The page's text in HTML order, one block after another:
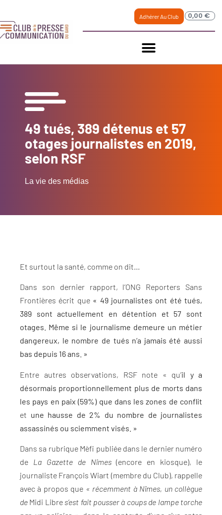
Adhérer Au Club 0,00 €
49 tués, 389 détenus et 57
otages journalistes en 2019,
selon RSF
La vie des médias
Et surtout la santé, comme on dit…
Dans son dernier rapport, l’ONG Reporters Sans
Frontières écrit que « 49 journalistes ont été tués,
389 sont actuellement en détention et 57 sont
otages. Même si le journalisme demeure un métier
dangereux, le nombre de tués n’a jamais été aussi
bas depuis 16 ans. »
Entre autres observations, RSF note « qu’il y a
désormais proportionnellement plus de morts dans
les pays en paix (59%) que dans les zones de conflit
et une hausse de 2% du nombre de journalistes
assassinés ou sciemment visés. »
Dans sa rubrique Mèfi publiée dans le dernier numéro
de La Gazette de Nîmes(encore en kiosque), le
journaliste François Wiart (membre du Club), rappelle
avec à propos que « récemment à Nîmes, un collègue
de Midi Libres’est fait pousser à coups de lampe torche